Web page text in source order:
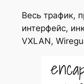
Весь трафик,
интерфейс,
VXLAN,